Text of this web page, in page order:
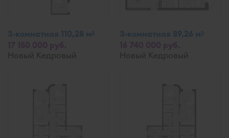
3-комнатная 110,28 м2
Новый Кедровый
3-комнатная 89,26 м2
Новый Кедровый